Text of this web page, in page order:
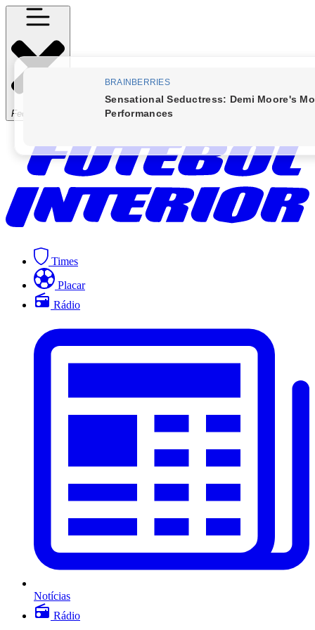
Fechar Menu
Times
Placar
Rádio
Notícias
Rádio